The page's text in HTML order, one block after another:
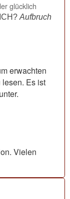
glücklich
Aufbruch
erwachten
Es ist
Vielen